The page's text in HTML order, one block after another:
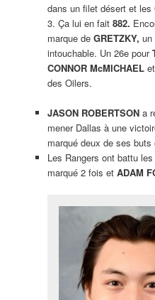
dans un filet désert et
3. Ça lui en fait 882.
marque de GRETZKY, un
intouchable. Un 26e pour
CONNOR McMICHAELet
des Oilers.
JASON ROBERTSONa
mener Dallas à une
marqué deux de ses
Les Rangers ont battu
marqué 2 fois et ADAM